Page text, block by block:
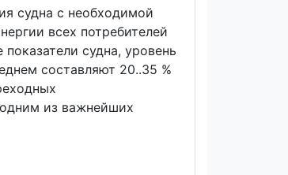
судна с необходимой
всех потребителей
судна, уровень
составляют 20..35 %
из важнейших